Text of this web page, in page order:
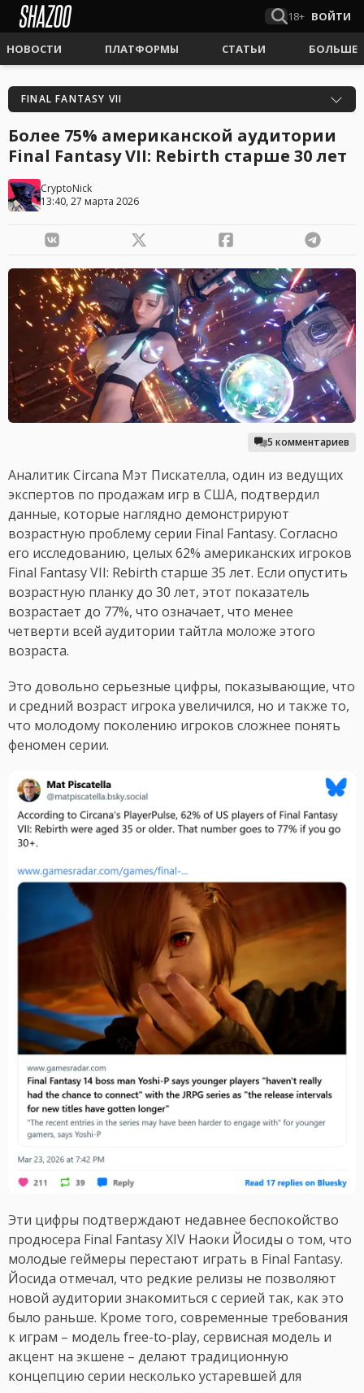
18+ ВОЙТИ
НОВОСТИ ПЛАТФОРМЫ СТАТЬИ БОЛЬШЕ
FINAL FANTASY VII
Более 75% американской аудитории
Final Fantasy VII: Rebirth старше 30 лет
CryptoNick
13:40, 27 марта 2026
5 комментариев
Аналитик Circana Мэт Пискателла, один из ведущих
экспертов по продажам игр в США, подтвердил
данные, которые наглядно демонстрируют
возрастную проблему серии Final Fantasy. Согласно
его исследованию, целых 62% американских игроков
Final Fantasy VII: Rebirth старше 35 лет. Если опустить
возрастную планку до 30 лет, этот показатель
возрастает до 77%, что означает, что менее
четверти всей аудитории тайтла моложе этого
возраста.
Это довольно серьезные цифры, показывающие, что
и средний возраст игрока увеличился, но и также то,
что молодому поколению игроков сложнее понять
феномен серии.
Эти цифры подтверждают недавнее беспокойство
продюсера Final Fantasy XIV Наоки Йосиды о том, что
молодые геймеры перестают играть в Final Fantasy.
Йосида отмечал, что редкие релизы не позволяют
новой аудитории знакомиться с серией так, как это
было раньше. Кроме того, современные требования
к играм – модель free-to-play, сервисная модель и
акцент на экшене – делают традиционную
концепцию серии несколько устаревшей для